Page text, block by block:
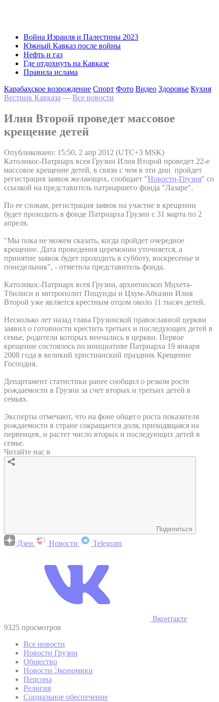
Война Израиля и Палестины 2023
Южный Кавказ после войны
Нефть и газ
Где отдохнуть на Кавказе
Правила ислама
Карабахское возрождение Спорт Фото Видео Здоровье Кухня
Вестник Кавказа — Все новости
Илия Второй проведет массовое
крещение детей
Опубликовано: 15:50, 2 апр 2012 (UTC+3 MSK)
Католикос-Патриарх всея Грузии Илия Второй проведет 22-е
массовое крещение детей, в связи с чем в эти дни пройдет
регистрация заявок желающих, сообщает "Новости-Грузия" со
ссылкой на представитель патриаршего фонда "Лазаре".
По ее словам, регистрация заявок на участие в крещении
будет проходить в фонде Патриарха Грузии с 31 марта по 2
апреля.
"Мы пока не можем сказать, когда пройдет очередное
крещение. Дата проведения церемонии уточняется, а
принятие заявок будет проходить в субботу, воскресенье и
понедельник", - отметила представитель фонда.
Католикос-Патриарх всея Грузии, архиепископ Мцхета-
Тбилиси и митрополит Пицунды и Цхум-Абхазии Илия
Второй уже является крестным отцом около 11 тысяч детей.
Несколько лет назад глава Грузинской православной церкви
заявил о готовности крестить третьих и последующих детей в
семье, родители которых венчались в церкви. Первое
крещение состоялось по инициативе Патриарха 19 января
2008 года в великий христианский праздник Крещение
Господня.
Департамент статистики ранее сообщил о резком росте
рождаемости в Грузии за счет вторых и третьих детей в
семьях.
Эксперты отмечают, что на фоне общего роста показателя
рождаемости в стране сокращается доля, приходящаяся на
первенцев, и растет число вторых и последующих детей в
семье.
Читайте нас в
Поделиться
Дзен Новости Telegram
Вконтакте
9325 просмотров
Все новости
Новости Грузии
Общество
Новости Экономики
Персона
Религия
Социальное обеспечение